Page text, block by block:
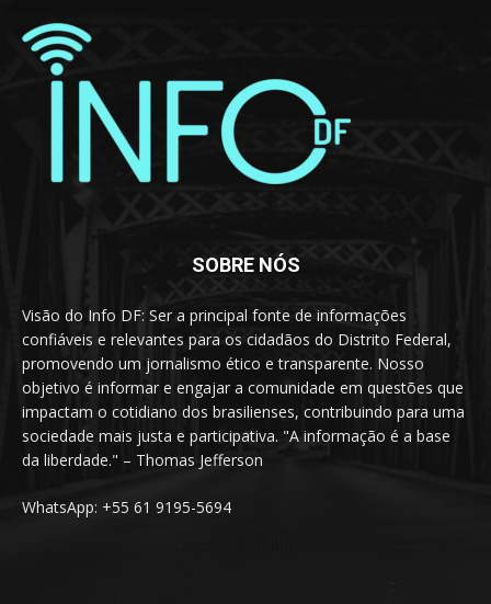
SOBRE NÓS
Visão do Info DF: Ser a principal fonte de informações
confiáveis e relevantes para os cidadãos do Distrito Federal,
promovendo um jornalismo ético e transparente. Nosso
objetivo é informar e engajar a comunidade em questões que
impactam o cotidiano dos brasilienses, contribuindo para uma
sociedade mais justa e participativa. "A informação é a base
da liberdade." – Thomas Jefferson
WhatsApp: +55 61 9195-5694